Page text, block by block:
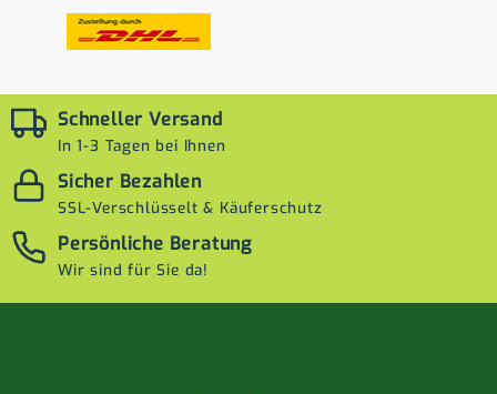
Schneller Versand
In 1-3 Tagen bei Ihnen
Sicher Bezahlen
SSL-Verschlüsselt & Käuferschutz
Persönliche Beratung
Wir sind für Sie da!